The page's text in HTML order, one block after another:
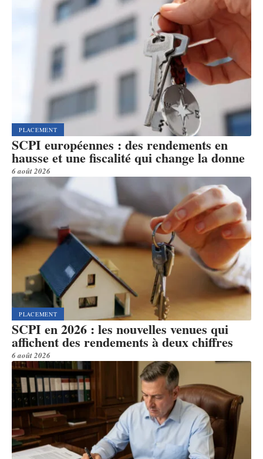
PLACEMENT
SCPI européennes : des rendements en
hausse et une fiscalité qui change la donne
6 août 2026
PLACEMENT
SCPI en 2026 : les nouvelles venues qui
affichent des rendements à deux chiffres
6 août 2026